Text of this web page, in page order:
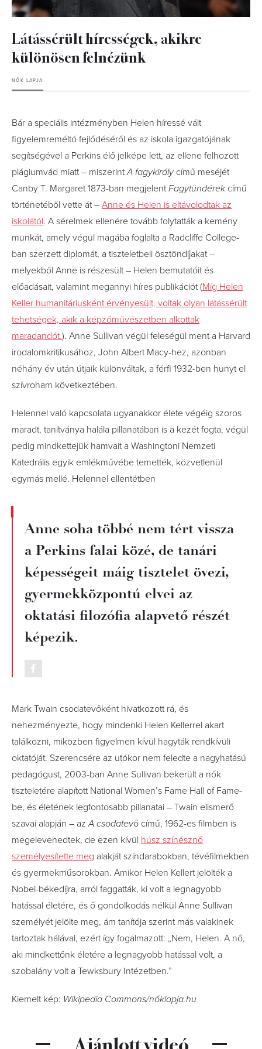
Látássérült hírességek, akikre
különösen felnézünk
NŐK LAPJA
Bár a speciális intézményben Helen híressé vált
figyelemreméltó fejlődéséről és az iskola igazgatójának
segítségével a Perkins élő jelképe lett, az ellene felhozott
plágiumvád miatt – miszerintA fagykirálycímű meséjét
Canby T. Margaret 1873-ban megjelentFagytündérekcímű
történetéből vette át – Anne és Helen is eltávolodtak az
iskolától. A sérelmek ellenére tovább folytatták a kemény
munkát, amely végül magába foglalta a Radcliffe College-
ban szerzett diplomát, a tiszteletbeli ösztöndíjakat –
melyekből Anne is részesült – Helen bemutatóit és
előadásait, valamint megannyi híres publikációt (Míg Helen
Keller humanitáriusként érvényesült, voltak olyan látássérült
tehetségek, akik a képzőművészetben alkottak
maradandót.). Anne Sullivan végül feleségül ment a Harvard
irodalomkritikusához, John Albert Macy-hez, azonban
néhány év után útjaik különváltak, a férfi 1932-ben hunyt el
szívroham következtében.
Helennel való kapcsolata ugyanakkor élete végéig szoros
maradt, tanítványa halála pillanatában is a kezét fogta, végül
pedig mindkettejük hamvait a Washingtoni Nemzeti
Katedrális egyik emlékművébe temették, közvetlenül
egymás mellé. Helennel ellentétben
Anne soha többé nem tért vissza
a Perkins falai közé, de tanári
képességeit máig tisztelet övezi,
gyermekközpontú elvei az
oktatási filozófia alapvető részét
képezik.
Mark Twain csodatevőként hivatkozott rá, és
nehezményezte, hogy mindenki Helen Kellerrel akart
találkozni, miközben figyelmen kívül hagyták rendkívüli
oktatóját. Szerencsére az utókor nem feledte a nagyhatású
pedagógust, 2003-ban Anne Sullivan bekerült a nők
tiszteletére alapított National Women’s Fame Hall of Fame-
be, és életének legfontosabb pillanatai – Twain elismerő
szavai alapján – azA csodatevő című, 1962-es filmben is
megelevenedtek, de ezen kívül húsz színésznő
személyesítette meg alakját színdarabokban, tévéfilmekben
és gyermekműsorokban. Amikor Helen Kellert jelölték a
Nobel-békedíjra, arról faggatták, ki volt a legnagyobb
hatással életére, és ő gondolkodás nélkül Anne Sullivan
személyét jelölte meg, ám tanítója szerint más valakinek
tartoztak hálával, ezért így fogalmazott: „Nem, Helen. A nő,
aki mindkettőnk életére a legnagyobb hatással volt, a
szobalány volt a Tewksbury Intézetben.”
Kiemelt kép: Wikipedia Commons/nőklapja.hu
Ajánlott videó